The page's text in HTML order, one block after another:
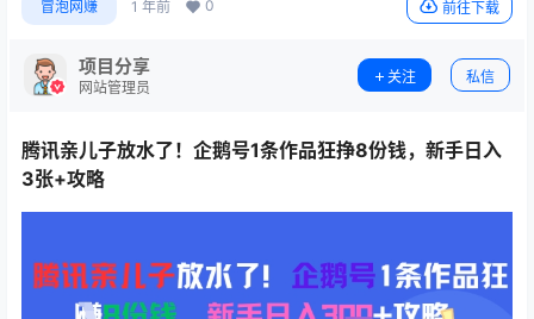
冒泡网赚 1 年前 0 前往下载
项目分享
网站管理员
关注 私信
腾讯亲儿子放水了！企鹅号1条作品狂挣8份钱，新手日入
3张+攻略